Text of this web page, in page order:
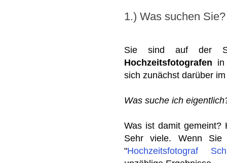
1.) Was suchen Sie?
Sie sind auf der
Hochzeitsfotografen in
sich zunächst darüber
Was suche ich
Was ist damit gemeint?
Sehr viele. Wenn
"Hochzeitsfotograf